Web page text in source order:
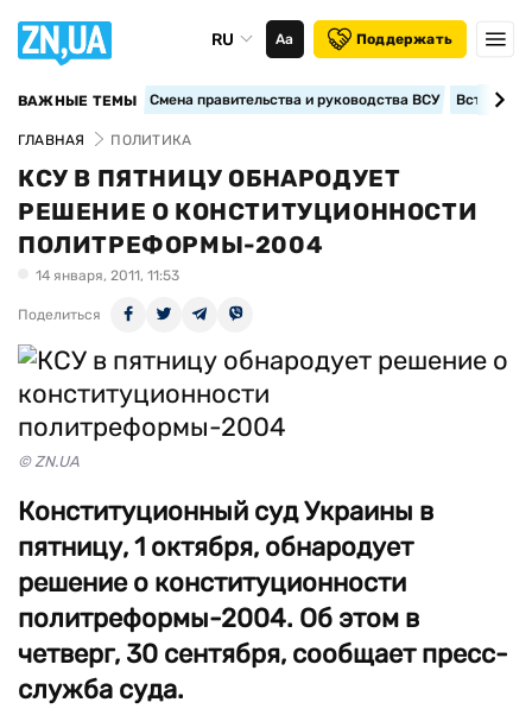
RU Аа Поддержать
ВАЖНЫЕ ТЕМЫ Смена правительства и руководства ВСУ
ГЛАВНАЯ ПОЛИТИКА
КСУ В ПЯТНИЦУ ОБНАРОДУЕТ
РЕШЕНИЕ О КОНСТИТУЦИОННОСТИ
ПОЛИТРЕФОРМЫ-2004
14 января, 2011, 11:53
Поделиться
© ZN.UA
Конституционный суд Украины в
пятницу, 1 октября, обнародует
решение о конституционности
политреформы-2004. Об этом в
четверг, 30 сентября, сообщает пресс-
служба суда.